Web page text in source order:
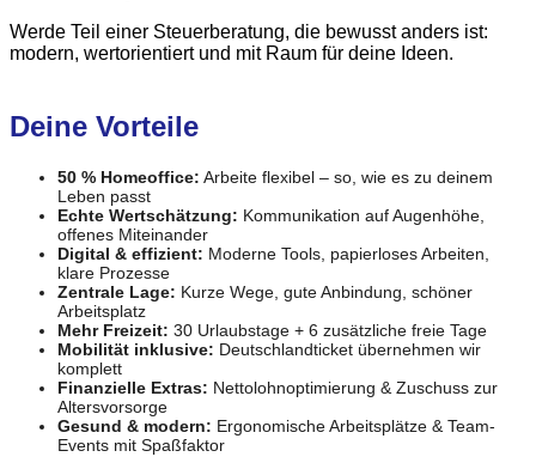
Werde Teil einer Steuerberatung, die bewusst anders ist:
modern, wertorientiert und mit Raum für deine Ideen.
Deine Vorteile
50 % Homeoffice: Arbeite flexibel – so, wie es zu deinem
Leben passt
Echte Wertschätzung: Kommunikation auf Augenhöhe,
offenes Miteinander
Digital & effizient: Moderne Tools, papierloses Arbeiten,
klare Prozesse
Zentrale Lage: Kurze Wege, gute Anbindung, schöner
Arbeitsplatz
Mehr Freizeit: 30 Urlaubstage + 6 zusätzliche freie Tage
Mobilität inklusive: Deutschlandticket übernehmen wir
komplett
Finanzielle Extras: Nettolohnoptimierung & Zuschuss zur
Altersvorsorge
Gesund & modern: Ergonomische Arbeitsplätze & Team-
Events mit Spaßfaktor